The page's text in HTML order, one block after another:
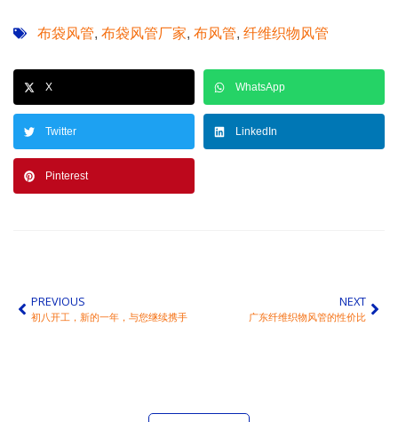
布袋风管, 布袋风管厂家, 布风管, 纤维织物风管
X WhatsApp
Twitter LinkedIn
Pinterest
PREVIOUS
初八开工，新的一年，与您继续携手
NEXT
广东纤维织物风管的性价比